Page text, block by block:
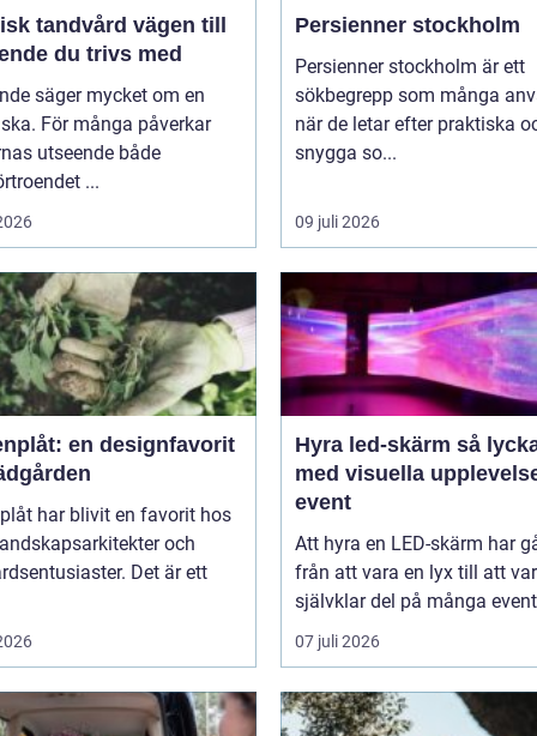
vägen till
du trivs med
säger mycket om en
För många påverkar
utseende både
...
Persienner stockholm
Persienner stockholm är ett
sökbegrepp som många
när de letar efter praktiska
snygga so...
09 juli 2026
en designfavorit
har blivit en favorit hos
och
Det är ett
Hyra led-skärm så lyckas du
med visuella
event
Att hyra en LED-skärm har
från att vara en lyx till att
självklar del på många
07 juli 2026